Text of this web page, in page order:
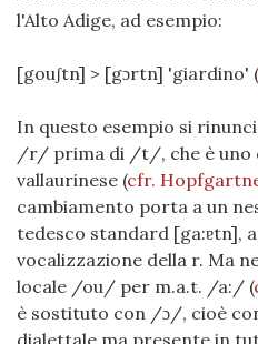
l'Alto Adige, ad esempio:
[gouʃtn] > [gɔrtn] 'giardino' (
In questo esempio si
/r/ prima di /t/, che è uno
vallaurinese (cfr.
cambiamento porta a un
tedesco standard [ga:ɐtn],
vocalizzazione della r. Ma
locale /ou/ per m.a.t. /a:/ (
è sostituto con /ɔ/, cioè
dialettale ma presente in